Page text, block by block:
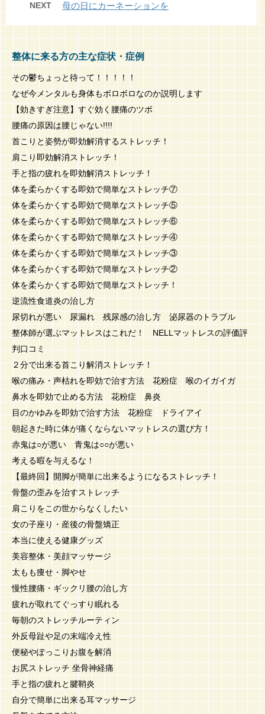
NEXT 母の日にカーネーションを
整体に来る方の主な症状・症例
その鬱ちょっと待って！！！！！
なぜ今メンタルも身体もボロボロなのか説明します
【効きすぎ注意】すぐ効く腰痛のツボ
腰痛の原因は腰じゃない!!!!
首こりと姿勢が即効解消するストレッチ！
肩こり即効解消ストレッチ！
手と指の疲れを即効解消ストレッチ！
体を柔らかくする即効で簡単なストレッチ⑦
体を柔らかくする即効で簡単なストレッチ⑤
体を柔らかくする即効で簡単なストレッチ⑥
体を柔らかくする即効で簡単なストレッチ④
体を柔らかくする即効で簡単なストレッチ③
体を柔らかくする即効で簡単なストレッチ②
体を柔らかくする即効で簡単なストレッチ！
逆流性食道炎の治し方
尿切れが悪い 尿漏れ 残尿感の治し方 泌尿器のトラブル
整体師が選ぶマットレスはこれだ！ NELLマットレスの評価評
判口コミ
２分で出来る首こり解消ストレッチ！
喉の痛み・声枯れを即効で治す方法 花粉症 喉のイガイガ
鼻水を即効で止める方法 花粉症 鼻炎
目のかゆみを即効で治す方法 花粉症 ドライアイ
朝起きた時に体が痛くならないマットレスの選び方！
赤鬼は○が悪い 青鬼は○○が悪い
考える暇を与えるな！
【最終回】開脚が簡単に出来るようになるストレッチ！
骨盤の歪みを治すストレッチ
肩こりをこの世からなくしたい
女の子座り・産後の骨盤矯正
本当に使える健康グッズ
美容整体・美顔マッサージ
太もも痩せ・脚やせ
慢性腰痛・ギックリ腰の治し方
疲れが取れてぐっすり眠れる
毎朝のストレッチルーティン
外反母趾や足の末端冷え性
便秘やぽっこりお腹を解消
お尻ストレッチ 坐骨神経痛
手と指の疲れと腱鞘炎
自分で簡単に出来る耳マッサージ